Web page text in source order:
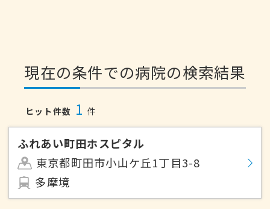
現在の条件での病院の検索結果
ヒット件数 1 件
ふれあい町田ホスピタル
東京都町田市小山ケ丘1丁目3-8
多摩境